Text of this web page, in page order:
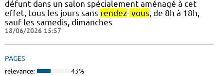
défunt dans un salon spécialement aménagé à cet
effet, tous les jours sans rendez- vous , de 8h à 18h,
sauf les samedis, dimanches
18/06/2026 15:57
PAGES
relevance: 43%